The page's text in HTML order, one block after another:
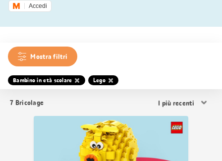
Accedi
Mostra filtri
Bambino in età scolare Lego
7 Bricolage
i
risultati